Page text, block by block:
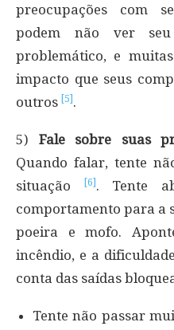
preocupações com
podem não ver seu
problemático, e
impacto que seus
outros [5].
5) Fale sobre suas
Quando falar, tente
situação
[6]. Tente
comportamento para a
poeira e mofo.
incêndio, e a
conta das saídas
Tente não passar